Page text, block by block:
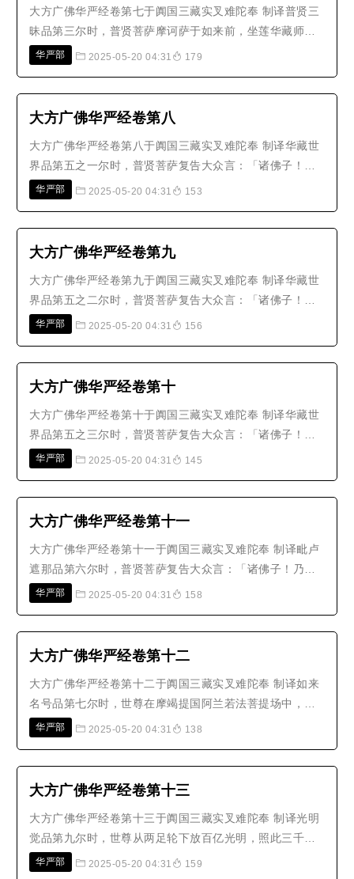
大方广佛华严经卷第七于阗国三藏实叉难陀奉 制译普贤三
昧品第三尔时，普贤菩萨摩诃萨于如来前，坐莲华藏师子
之座，承佛神力，入于三昧。此三昧名：一切诸佛毗卢遮
昧法，普能包纳十方法界；三世..
华严部 2025-05-20 04:31 179
大方广佛华严经卷第八
大方广佛华严经卷第八于阗国三藏实叉难陀奉 制译华藏世
界品第五之一尔时，普贤菩萨复告大众言：「诸佛子！此
华藏庄严世界海，是毗卢遮那如来往昔于世界海微尘数劫
海，有须弥山微尘数风轮所持。..
华严部 2025-05-20 04:31 153
大方广佛华严经卷第九
大方广佛华严经卷第九于阗国三藏实叉难陀奉 制译华藏世
界品第五之二尔时，普贤菩萨复告大众言：「诸佛子！此
无边妙华光香水海东，次有香水海，名：离垢焰藏；出大
界，名：宫殿庄严幢；其形四方，依..
华严部 2025-05-20 04:31 156
大方广佛华严经卷第十
大方广佛华严经卷第十于阗国三藏实叉难陀奉 制译华藏世
界品第五之三尔时，普贤菩萨复告大众言：「诸佛子！彼
离垢焰藏香水海东，次有香水海，名：变化微妙身；此海
莲华妙庄严；世界种，名：恒出..
华严部 2025-05-20 04:31 145
大方广佛华严经卷第十一
大方广佛华严经卷第十一于阗国三藏实叉难陀奉 制译毗卢
遮那品第六尔时，普贤菩萨复告大众言：「诸佛子！乃往
古世，过世界微尘数劫，复倍是数，有世界海，名：普门
量庄严，三百重众宝树轮围山所..
华严部 2025-05-20 04:31 158
大方广佛华严经卷第十二
大方广佛华严经卷第十二于阗国三藏实叉难陀奉 制译如来
名号品第七尔时，世尊在摩竭提国阿兰若法菩提场中，始
成正觉，于普光明殿坐莲华藏师子之座，妙悟皆满，二行
诸菩萨俱，莫不皆是一生补处，..
华严部 2025-05-20 04:31 138
大方广佛华严经卷第十三
大方广佛华严经卷第十三于阗国三藏实叉难陀奉 制译光明
觉品第九尔时，世尊从两足轮下放百亿光明，照此三千大
千世界百亿阎浮提、百亿弗婆提、百亿瞿耶尼、百亿郁单
华严部 2025-05-20 04:31 159